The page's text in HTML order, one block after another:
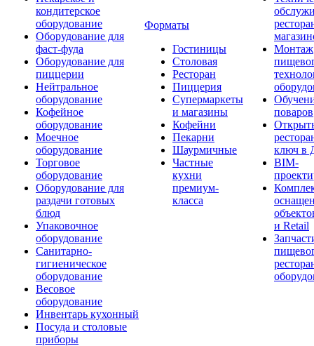
кондитерское
оборудование
Оборудование для
фаст-фуда
Оборудование для
пиццерии
Нейтральное
оборудование
Кофейное
оборудование
Моечное
оборудование
Торговое
оборудование
Оборудование для
раздачи готовых
блюд
Упаковочное
оборудование
Санитарно-
гигиеническое
оборудование
Весовое
оборудование
Инвентарь кухонный
Посуда и столовые
приборы
Форматы
Гостиницы
Столовая
Ресторан
Пиццерия
Супермаркеты
и магазины
Кофейни
Пекарни
Шаурмичные
Частные
кухни
премиум-
класса
Монтаж
поваров
ключ в
BIM-
и Retail